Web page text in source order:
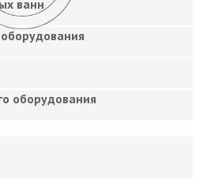
ванн
оборудования